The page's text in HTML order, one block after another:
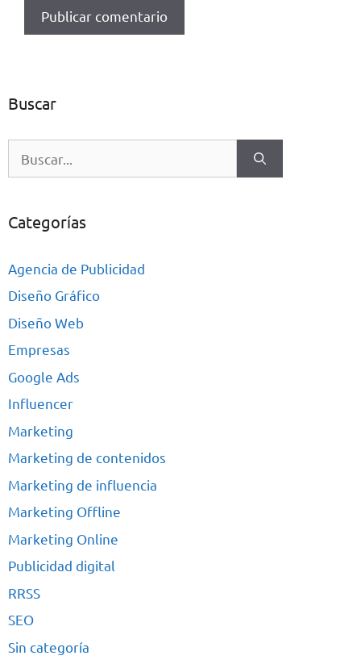
Buscar
Categorías
Agencia de Publicidad
Diseño Gráfico
Diseño Web
Empresas
Google Ads
Influencer
Marketing
Marketing de contenidos
Marketing de influencia
Marketing Offline
Marketing Online
Publicidad digital
RRSS
SEO
Sin categoría